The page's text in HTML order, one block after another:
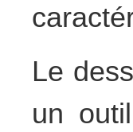
Le
un